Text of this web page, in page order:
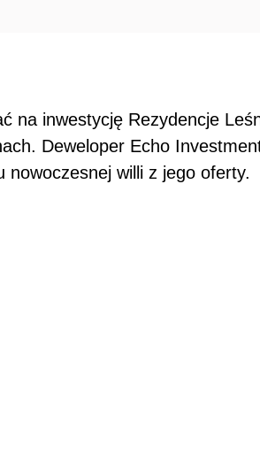
na inwestycję Rezydencje
Deweloper Echo
nowoczesnej willi z jego oferty.